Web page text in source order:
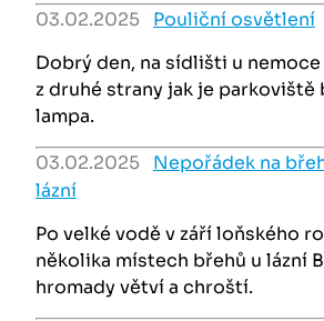
03.02.2025 Pouliční osvětlení
Dobrý den, na sídlišti u
z druhé strany jak je
lampa.
03.02.2025 Nepořádek na
lázní
Po velké vodě v září loňského
několika místech břehů u lázní
hromady větví a chroští.